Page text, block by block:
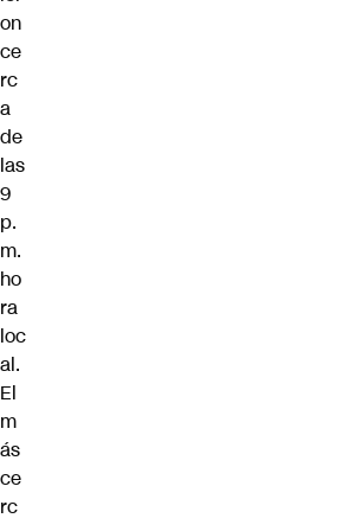
on
ce
rc
a
de
las
9
p.
m.
ho
ra
loc
al.
El
m
ás
ce
rc